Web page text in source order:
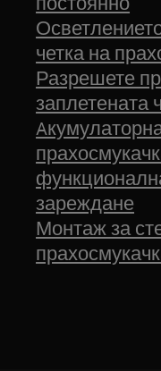
четка на
Разрешете
заплетената
зареждане
Монтаж за